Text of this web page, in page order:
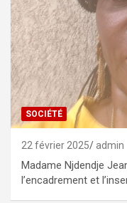
SOCIÉTÉ
22 février 2025 admin
Madame Njdendje
l’encadrement et